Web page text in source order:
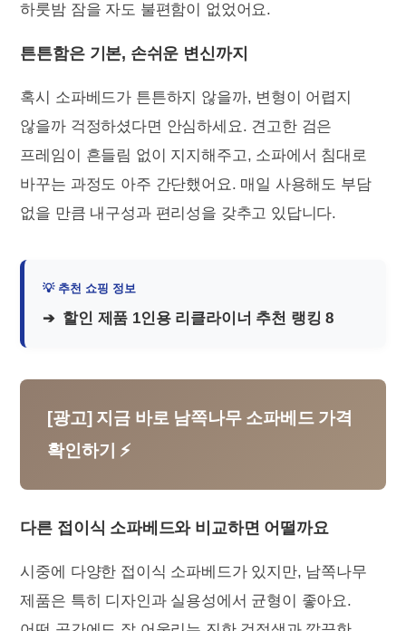
하룻밤 잠을 자도 불편함이 없었어요.
튼튼함은 기본, 손쉬운 변신까지
혹시 소파베드가 튼튼하지 않을까, 변형이 어렵지
않을까 걱정하셨다면 안심하세요. 견고한 검은
프레임이 흔들림 없이 지지해주고, 소파에서 침대로
바꾸는 과정도 아주 간단했어요. 매일 사용해도 부담
없을 만큼 내구성과 편리성을 갖추고 있답니다.
할인 제품 1인용 리클라이너 추천 랭킹 8
[광고] 지금 바로 남쪽나무 소파베드 가격
확인하기 ⚡
다른 접이식 소파베드와 비교하면 어떨까요
시중에 다양한 접이식 소파베드가 있지만, 남쪽나무
제품은 특히 디자인과 실용성에서 균형이 좋아요.